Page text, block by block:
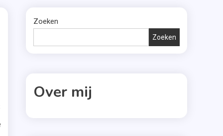
Zoeken
Zoeken
Over mij